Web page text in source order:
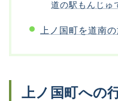
道の駅もんじゅ
上ノ国町を道南
上ノ国町への